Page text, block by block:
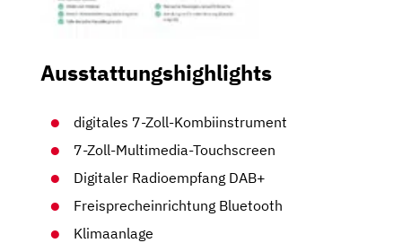
Ausstattungshighlights
digitales 7-Zoll-Kombiinstrument
7-Zoll-Multimedia-Touchscreen
Digitaler Radioempfang DAB+
Freisprecheinrichtung Bluetooth
Klimaanlage